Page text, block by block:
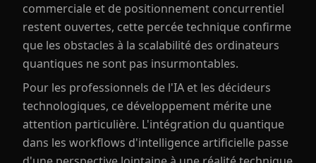
commerciale et de positionnement concurrentiel
restent ouvertes, cette percée technique confirme
que les obstacles à la scalabilité des ordinateurs
quantiques ne sont pas insurmontables.
Pour les professionnels de l'IA et les décideurs
technologiques, ce développement mérite une
attention particulière. L'intégration du quantique
dans les workflows d'intelligence artificielle passe